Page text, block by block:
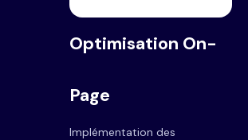
Optimisation On-
Page
Implémentation des